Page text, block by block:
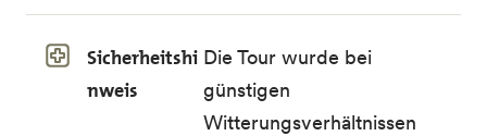
Sicherheitshi
nweis
Die Tour wurde bei
günstigen
Witterungsverhältnissen